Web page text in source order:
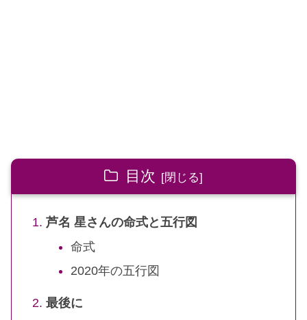
目次
芦名 星さんの命式と五行図
命式
2020年の五行図
最後に